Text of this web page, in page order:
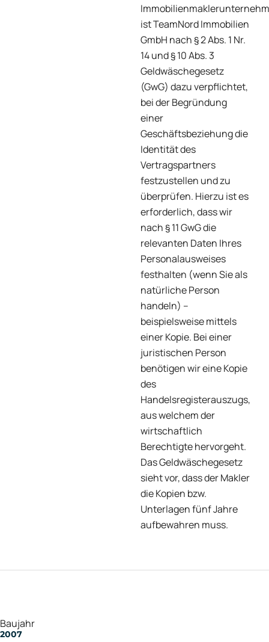
ist TeamNord Immobilien
GmbH nach § 2 Abs. 1 Nr.
14 und § 10 Abs. 3
Geldwäschegesetz
(GwG) dazu verpflichtet,
bei der Begründung
einer
Geschäftsbeziehung die
Identität des
Vertragspartners
festzustellen und zu
überprüfen. Hierzu ist es
erforderlich, dass wir
nach § 11 GwG die
relevanten Daten Ihres
Personalausweises
festhalten (wenn Sie als
natürliche Person
handeln) –
beispielsweise mittels
einer Kopie. Bei einer
juristischen Person
benötigen wir eine Kopie
des
Handelsregisterauszugs,
aus welchem der
wirtschaftlich
Berechtigte hervorgeht.
Das Geldwäschegesetz
sieht vor, dass der Makler
die Kopien bzw.
Unterlagen fünf Jahre
aufbewahren muss.
Baujahr
2007